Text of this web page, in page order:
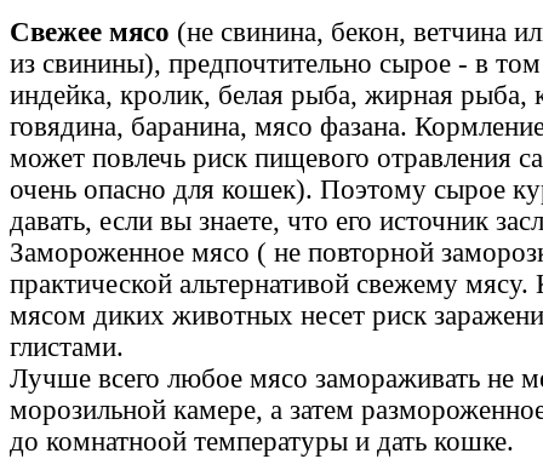
Свежее мясо (не свинина, бекон, ветчина
из свинины), предпочтительно сырое - в
индейка, кролик, белая рыба, жирная рыба,
говядина, баранина, мясо фазана.
может повлечь риск пищевого отравления
очень опасно для кошек). Поэтому сырое
давать, если вы знаете, что его источник
Замороженное мясо ( не повторной
практической альтернативой свежему
мясом диких животных несет риск
глистами.
Лучше всего любое мясо замораживать не
морозильной камере, а затем
до комнатноой температуры и дать кошке.